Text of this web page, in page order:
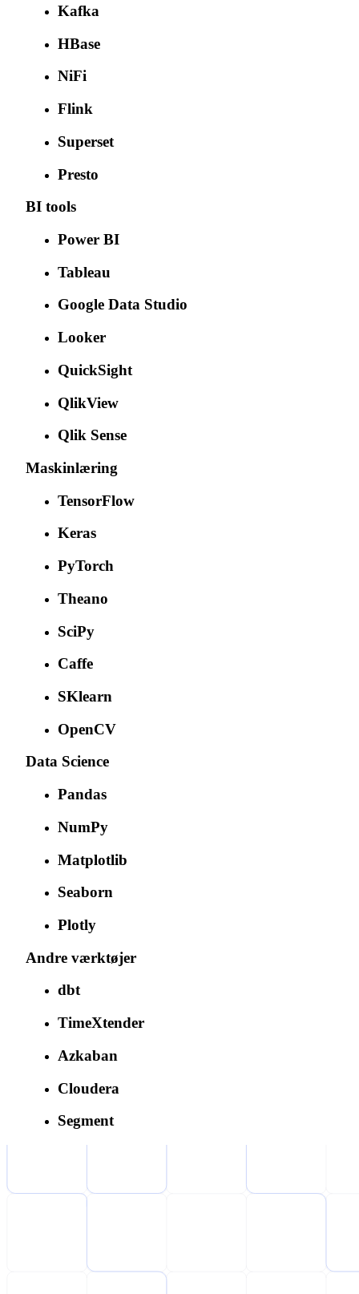
Kafka
HBase
NiFi
Flink
Superset
Presto
BI tools
Power BI
Tableau
Google Data Studio
Looker
QuickSight
QlikView
Qlik Sense
Maskinlæring
TensorFlow
Keras
PyTorch
Theano
SciPy
Caffe
SKlearn
OpenCV
Data Science
Pandas
NumPy
Matplotlib
Seaborn
Plotly
Andre værktøjer
dbt
TimeXtender
Azkaban
Cloudera
Segment